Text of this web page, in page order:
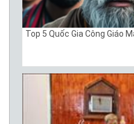
Top 5 Quốc Gia Công Giáo